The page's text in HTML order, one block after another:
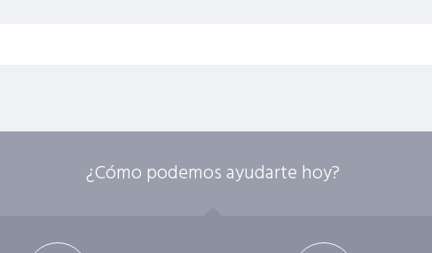
¿Cómo podemos ayudarte hoy?